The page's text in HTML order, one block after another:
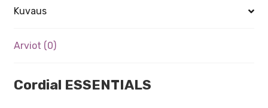
Kuvaus
Arviot (0)
Cordial ESSENTIALS